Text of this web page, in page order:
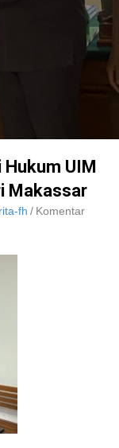
UIM
Makassar
fh / Komentar